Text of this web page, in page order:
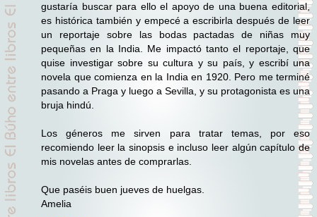
gustaría buscar para ello el apoyo de una buena editorial,
es histórica también y empecé a escribirla después de leer
un reportaje sobre las bodas pactadas de niñas muy
pequeñas en la India. Me impactó tanto el reportaje, que
quise investigar sobre su cultura y su país, y escribí una
novela que comienza en la India en 1920. Pero me terminé
pasando a Praga y luego a Sevilla, y su protagonista es una
bruja hindú.
Los géneros me sirven para tratar temas, por eso
recomiendo leer la sinopsis e incluso leer algún capítulo de
mis novelas antes de comprarlas.
Que paséis buen jueves de huelgas.
Amelia